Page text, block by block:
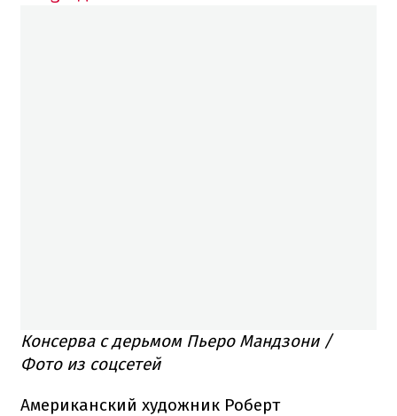
Консерва с дерьмом Пьеро Мандзони /
Фото из соцсетей
Американский художник Роберт